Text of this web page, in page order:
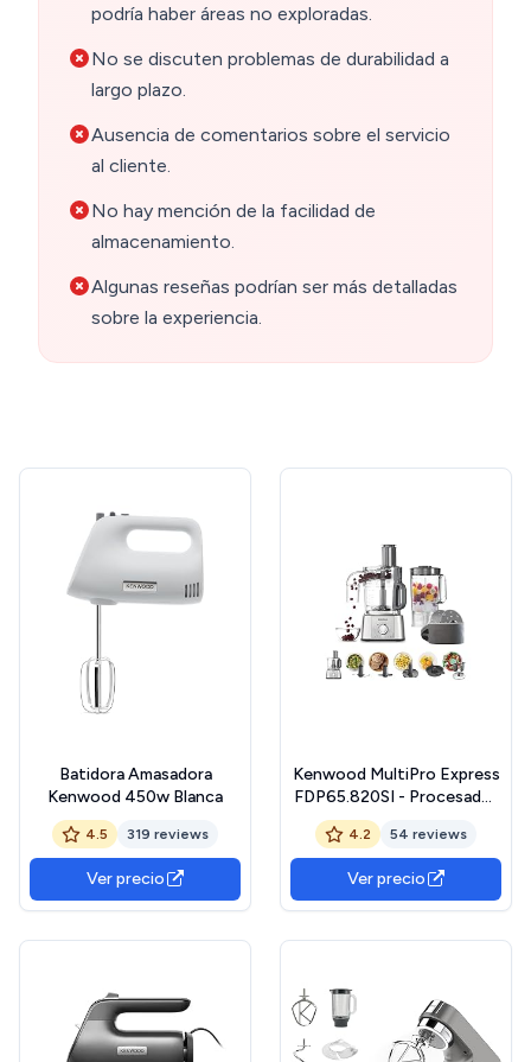
podría haber áreas no exploradas.
No se discuten problemas de durabilidad a
largo plazo.
Ausencia de comentarios sobre el servicio
al cliente.
No hay mención de la facilidad de
almacenamiento.
Algunas reseñas podrían ser más detalladas
sobre la experiencia.
Batidora Amasadora
Kenwood 450w Blanca
4.5 319 reviews
Ver precio
Kenwood MultiPro Express
FDP65.820SI - Procesador
de Alimentos 1000 W (bol
de 3 L, batidora de vaso de
1.5 L, exprimidor, accesorios
de corte, accesorios
Express Serve y Express
4.2 54 reviews
Ver precio